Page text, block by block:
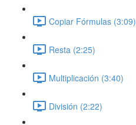
Copiar Fórmulas (3:09)
Resta (2:25)
Multiplicación (3:40)
División (2:22)